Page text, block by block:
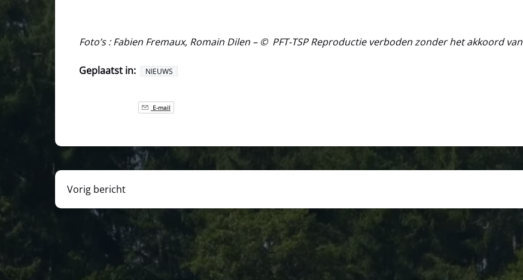
Foto’s : Fabien Fremaux, Romain Dilen – © PFT-TSP Reproductie verboden zonder het akkoord van
Geplaatst in: NIEUWS
E-mail
Vorig bericht